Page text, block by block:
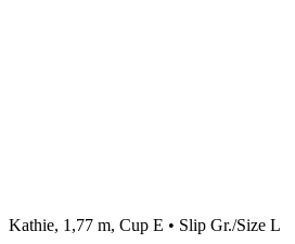
Kathie, 1,77 m, Cup E • Slip Gr./Size L